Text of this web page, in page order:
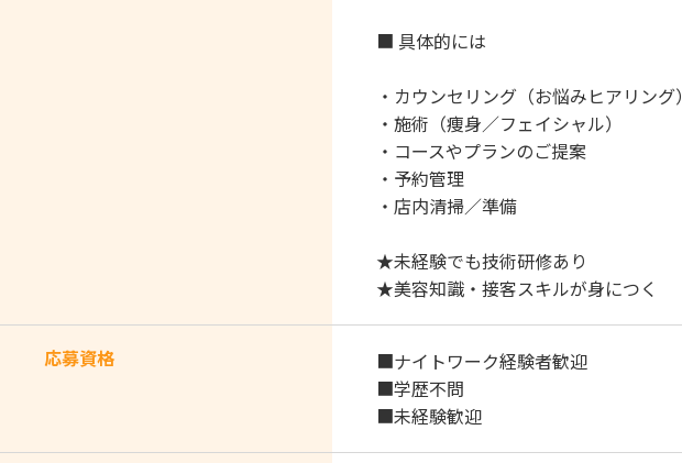
■ 具体的には
・カウンセリング（お悩みヒアリング）
・施術（痩身／フェイシャル）
・コースやプランのご提案
・予約管理
・店内清掃／準備
★未経験でも技術研修あり
★美容知識・接客スキルが身につく
応募資格
■ナイトワーク経験者歓迎
■学歴不問
■未経験歓迎